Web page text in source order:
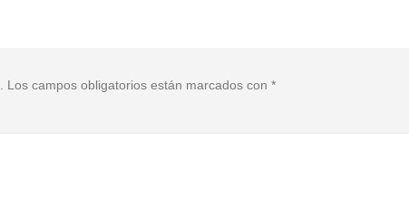
Los campos obligatorios están marcados con *